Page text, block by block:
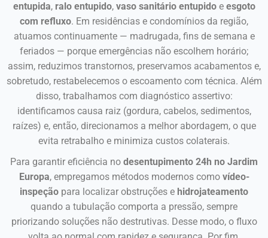
entupida, ralo entupido, vaso sanitário entupidoe esgoto
com refluxo. Em residências e condomínios da região,
atuamos continuamente — madrugada, fins de semana e
feriados — porque emergências não escolhem horário;
assim, reduzimos transtornos, preservamos acabamentos e,
sobretudo, restabelecemos o escoamento com técnica. Além
disso, trabalhamos com diagnóstico assertivo:
identificamos causa raiz (gordura, cabelos, sedimentos,
raízes) e, então, direcionamos a melhor abordagem, o que
evita retrabalho e minimiza custos colaterais.
Para garantir eficiência no desentupimento 24h no Jardim
Europa, empregamos métodos modernos como vídeo-
inspeção para localizar obstruções e hidrojateamento
quando a tubulação comporta a pressão, sempre
priorizando soluções não destrutivas. Desse modo, o fluxo